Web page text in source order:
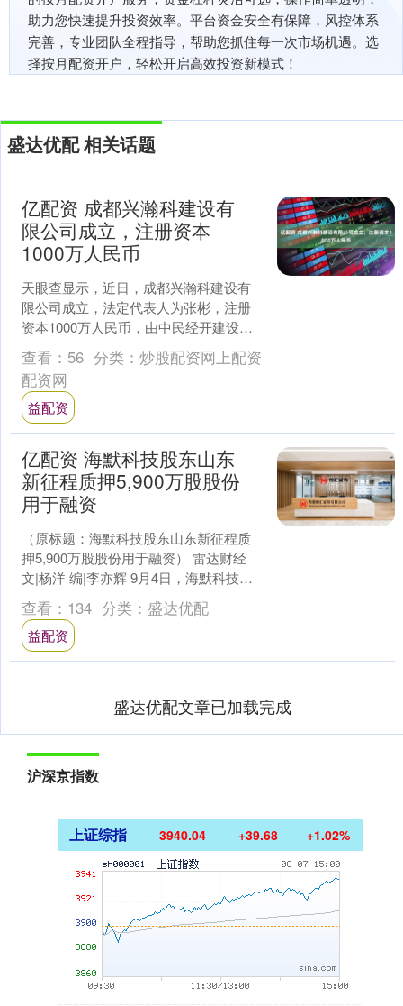
助力您快速提升投资效率。平台资金安全有保障，风控体系
完善，专业团队全程指导，帮助您抓住每一次市场机遇。选
择按月配资开户，轻松开启高效投资新模式！
盛达优配 相关话题
亿配资 成都兴瀚科建设有
限公司成立，注册资本
1000万人民币
天眼查显示，近日，成都兴瀚科建设有
限公司成立，法定代表人为张彬，注册
资本1000万人民币，由中民经开建设有
限公司全资持股。 序号股东名称持股比
例1中民经开建设有....
查看： 56 分类： 炒股配资网上配资
配资网
益配资
亿配资 海默科技股东山东
新征程质押5,900万股股份
用于融资
（原标题：海默科技股东山东新征程质
押5,900万股股份用于融资） 雷达财经
文|杨洋 编|李亦辉 9月4日，海默科技
（证券代码：300084）发布公告，持股
5%....
查看： 134 分类： 盛达优配
益配资
盛达优配文章已加载完成
沪深京指数
上证综指 3940.04 +39.68 +1.02%